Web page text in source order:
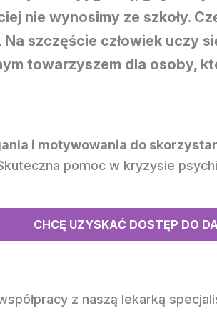
nie wynosimy ze szkoły.
szczęście człowiek uczy
towarzyszem dla osoby,
i motywowania do
pomoc w kryzysie
CHCĘ UZYSKAĆ DOSTĘP DO
z naszą lekarką